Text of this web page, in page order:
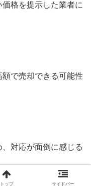
格を提示した業者に
で売却できる可能性
対応が面倒に感じる
トップ サイドバー